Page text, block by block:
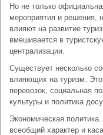
Но не только
мероприятия и решения,
влияют на развитие
вмешивается в
централизации.
Существует несколько
влияющих на туризм. Это
перевозок, социальная
культуры и политика
Экономическая
всеобщий характер и